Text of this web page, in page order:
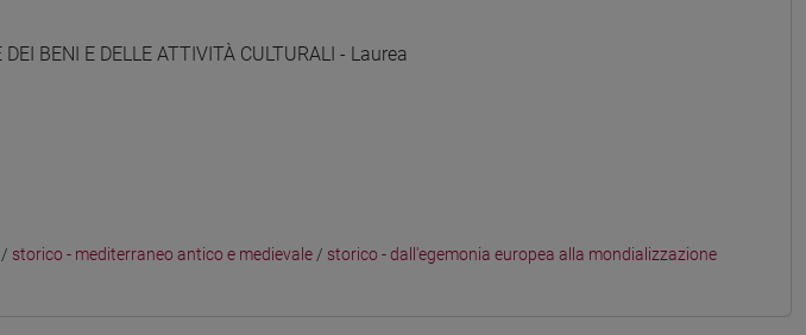
DEI BENI E DELLE ATTIVITÀ CULTURALI - Laurea
/ storico - mediterraneo antico e medievale / storico - dall'egemonia europea alla mondializzazione